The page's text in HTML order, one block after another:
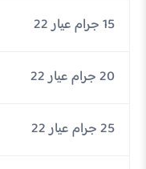
15 جرام عيار 22
20 جرام عيار 22
25 جرام عيار 22